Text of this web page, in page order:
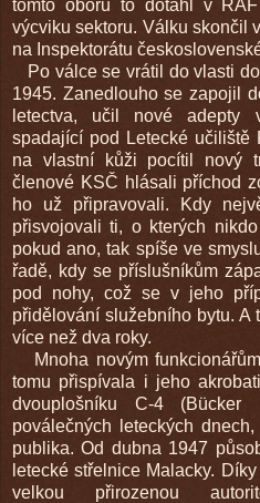
tomto oboru to dotáhl v
výcviku sektoru. Válku skončil
na Inspektorátu
Po válce se vrátil do vlasti
1945. Zanedlouho se zapojil
letectva, učil nové adepty
spadající pod Letecké učiliště
na vlastní kůži pocítil nový
členové KSČ hlásali příchod
ho už připravovali. Kdy
přisvojovali ti, o kterých
pokud ano, tak spíše ve
řadě, kdy se příslušníkům
pod nohy, což se v jeho
přidělování služebního bytu.
více než dva roky.
Mnoha novým
tomu přispívala i jeho
dvouplošníku C-4
poválečných leteckých
publika. Od dubna 1947
letecké střelnice Malacky.
velkou přirozenou